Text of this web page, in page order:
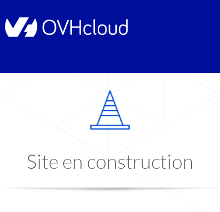
Site en construction